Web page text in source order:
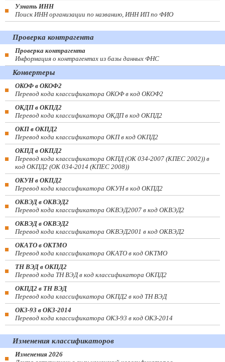
Узнать ИНН
Поиск ИНН организации по названию, ИНН ИП по ФИО
Проверка контрагента
Проверка контрагента
Информация о контрагентах из базы данных ФНС
Конвертеры
ОКОФ в ОКОФ2
Перевод кода классификатора ОКОФ в код ОКОФ2
ОКДП в ОКПД2
Перевод кода классификатора ОКДП в код ОКПД2
ОКП в ОКПД2
Перевод кода классификатора ОКП в код ОКПД2
ОКПД в ОКПД2
Перевод кода классификатора ОКПД (ОК 034-2007 (КПЕС 2002)) в
код ОКПД2 (ОК 034-2014 (КПЕС 2008))
ОКУН в ОКПД2
Перевод кода классификатора ОКУН в код ОКПД2
ОКВЭД в ОКВЭД2
Перевод кода классификатора ОКВЭД2007 в код ОКВЭД2
ОКВЭД в ОКВЭД2
Перевод кода классификатора ОКВЭД2001 в код ОКВЭД2
ОКАТО в ОКТМО
Перевод кода классификатора ОКАТО в код ОКТМО
ТН ВЭД в ОКПД2
Перевод кода ТН ВЭД в код классификатора ОКПД2
ОКПД2 в ТН ВЭД
Перевод кода классификатора ОКПД2 в код ТН ВЭД
ОКЗ-93 в ОКЗ-2014
Перевод кода классификатора ОКЗ-93 в код ОКЗ-2014
Изменения классификаторов
Изменения 2026